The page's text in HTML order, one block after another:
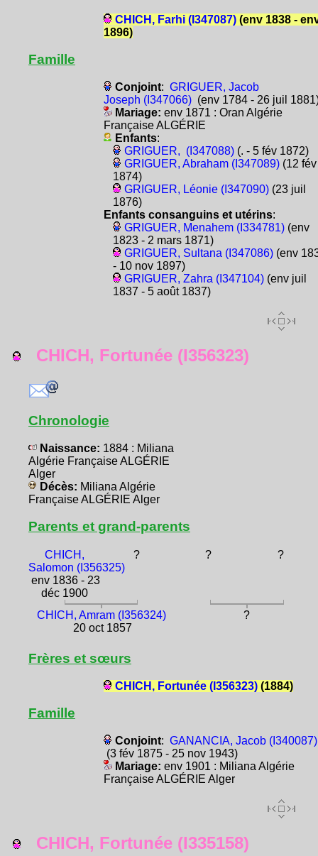
CHICH, Farhi (I347087)(env 1838 -
1896)
Famille
Conjoint: GRIGUER, Jacob
Joseph (I347066)(env 1784 - 26 juil
Mariage: env 1871 : Oran Algérie
Française ALGÉRIE
Enfants:
GRIGUER, (I347088)(. - 5 fév 1872)
GRIGUER, Abraham (I347089)(12 fév
1874)
GRIGUER, Léonie (I347090)(23 juil
1876)
Enfants consanguins et utérins:
GRIGUER, Menahem (I334781)(env
1823 - 2 mars 1871)
GRIGUER, Sultana (I347086)(env
- 10 nov 1897)
GRIGUER, Zahra (I347104)(env juil
1837 - 5 août 1837)
CHICH, Fortunée (I356323)
Chronologie
Naissance: 1884 : Miliana
Algérie Française ALGÉRIE
Alger
Décès: Miliana Algérie
Française ALGÉRIE Alger
Parents et grand-parents
CHICH,
Salomon (I356325)
env 1836 - 23
déc 1900
? ? ?
CHICH, Amram (I356324)
20 oct 1857
?
Frères et sœurs
CHICH, Fortunée (I356323)(1884)
Famille
Conjoint: GANANCIA, Jacob (I340087)
(3 fév 1875 - 25 nov 1943)
Mariage: env 1901 : Miliana Algérie
Française ALGÉRIE Alger
CHICH, Fortunée (I335158)